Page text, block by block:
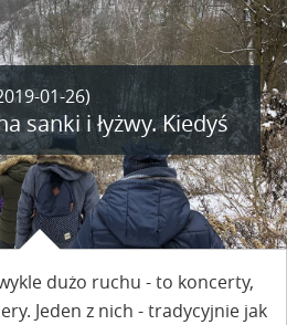
01-26)
sanki i łyżwy. Kiedyś
dużo ruchu - to koncerty,
Jeden z nich - tradycyjnie jak